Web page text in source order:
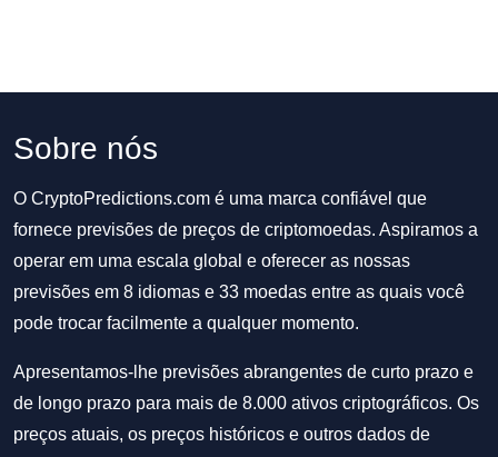
Sobre nós
O CryptoPredictions.com é uma marca confiável que
fornece previsões de preços de criptomoedas. Aspiramos a
operar em uma escala global e oferecer as nossas
previsões em 8 idiomas e 33 moedas entre as quais você
pode trocar facilmente a qualquer momento.
Apresentamos-lhe previsões abrangentes de curto prazo e
de longo prazo para mais de 8.000 ativos criptográficos. Os
preços atuais, os preços históricos e outros dados de